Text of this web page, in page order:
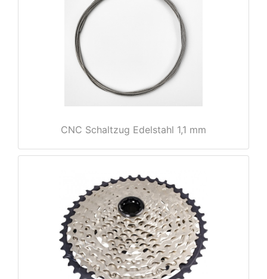
CNC Schaltzug Edelstahl 1,1 mm